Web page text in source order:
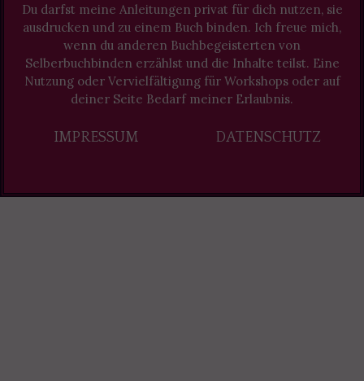
Du darfst meine Anleitungen privat für dich nutzen, sie
ausdrucken und zu einem Buch binden. Ich freue mich,
wenn du anderen Buchbegeisterten von
Selberbuchbinden erzählst und die Inhalte teilst. Eine
Nutzung oder Vervielfältigung für Workshops oder auf
deiner Seite Bedarf meiner Erlaubnis.
IMPRESSUM DATENSCHUTZ